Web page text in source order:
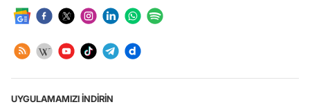
UYGULAMAMIZI İNDİRİN